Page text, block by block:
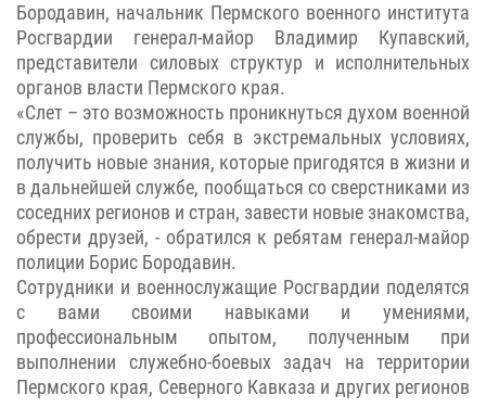
Бородавин, начальник Пермского военного института
Росгвардии генерал-майор Владимир Купавский,
представители силовых структур и исполнительных
органов власти Пермского края.
«Слет – это возможность проникнуться духом военной
службы, проверить себя в экстремальных условиях,
получить новые знания, которые пригодятся в жизни и
в дальнейшей службе, пообщаться со сверстниками из
соседних регионов и стран, завести новые знакомства,
обрести друзей, - обратился к ребятам генерал-майор
полиции Борис Бородавин.
Сотрудники и военнослужащие Росгвардии поделятся
с вами своими навыками и умениями,
профессиональным опытом, полученным при
выполнении служебно-боевых задач на территории
Пермского края, Северного Кавказа и других регионов